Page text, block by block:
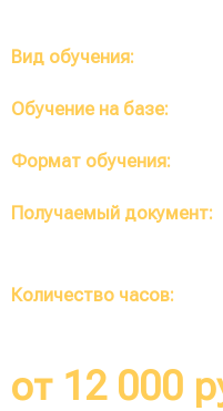
Вид обучения:
Обучение на базе:
Формат обучения:
Получаемый документ:
Количество часов:
от 12 000